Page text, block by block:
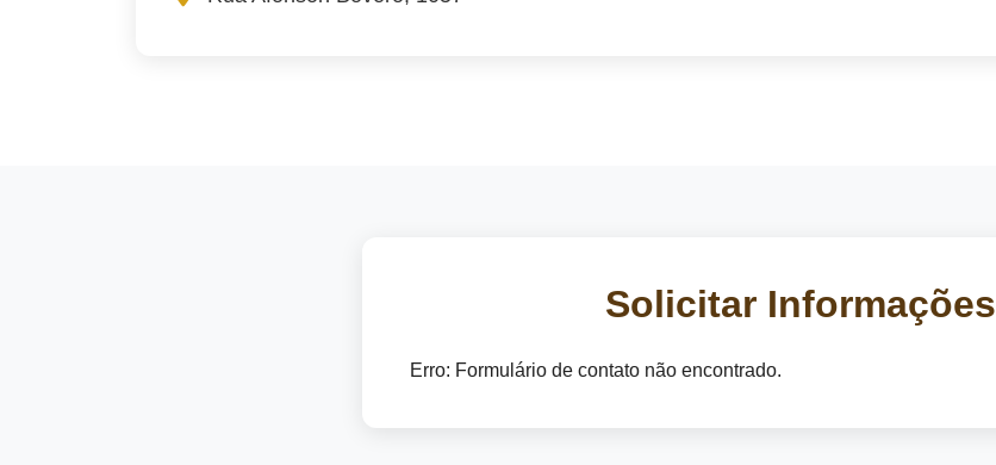
Solicitar Informações
Erro: Formulário de contato não encontrado.